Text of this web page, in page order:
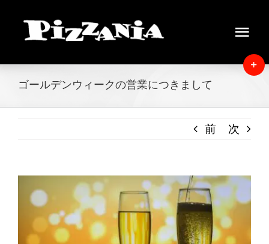
About
Delivery
Instore view
ゴールデンウィークの営業につきまして
前 次
Larger
Image